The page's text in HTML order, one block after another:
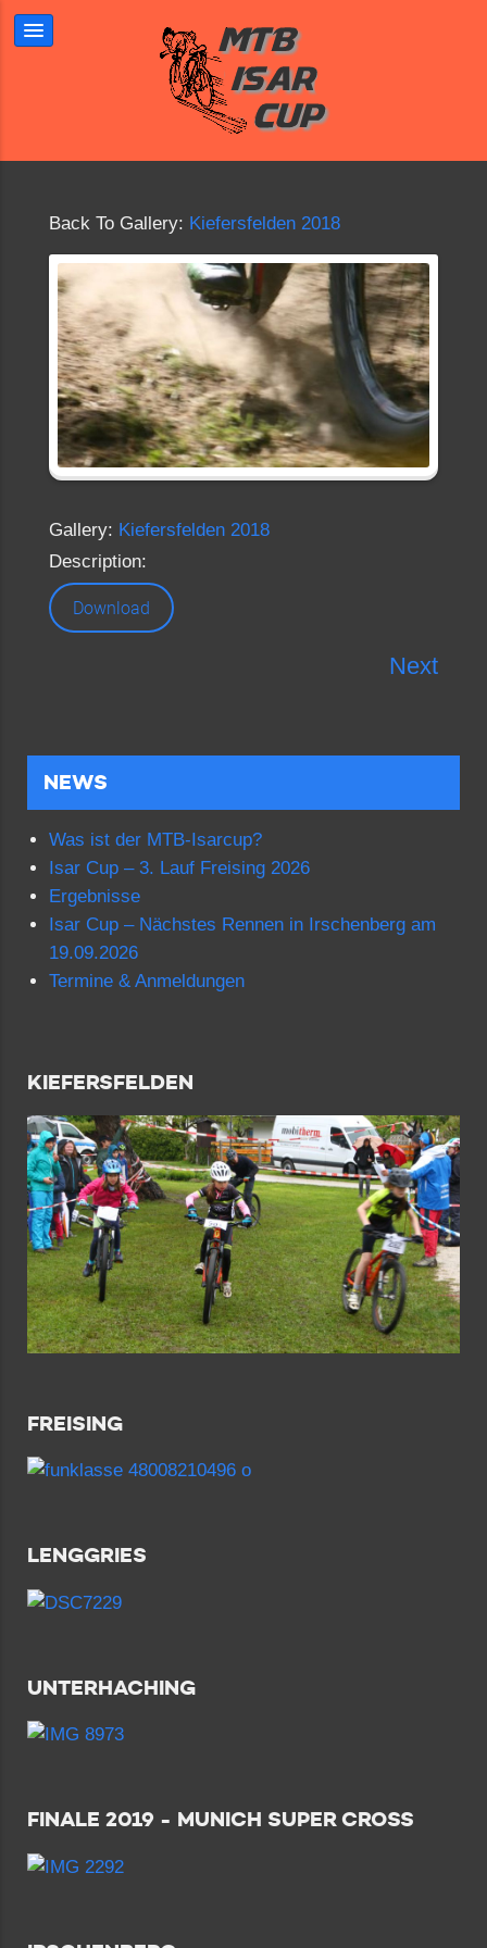
Back To Gallery: Kiefersfelden 2018
Gallery: Kiefersfelden 2018
Description:
Download
Next
NEWS
Was ist der MTB-Isarcup?
Isar Cup – 3. Lauf Freising 2026
Ergebnisse
Isar Cup – Nächstes Rennen in Irschenberg am
19.09.2026
Termine & Anmeldungen
KIEFERSFELDEN
FREISING
LENGGRIES
UNTERHACHING
FINALE 2019 - MUNICH SUPER CROSS